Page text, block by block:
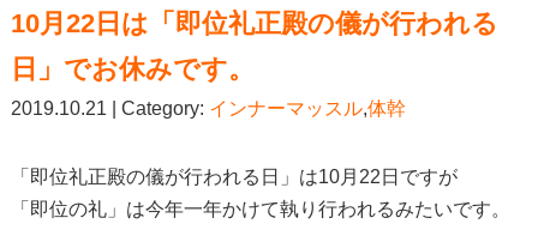
10月22日は「即位礼正殿の儀が行われる
日」でお休みです。
2019.10.21 | Category: インナーマッスル,体幹
「即位礼正殿の儀が行われる日」は10月22日ですが
「即位の礼」は今年一年かけて執り行われるみたいです。